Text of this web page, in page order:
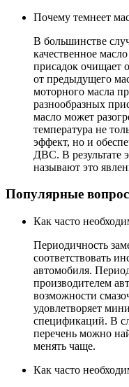
Почему темнеет
В большинстве
качественное
присадок очищает
от предыдущего
моторного масла
разнообразных
масло может
температура не
эффект, но и
ДВС. В результате
называют это
Популярные
Как часто
Периодичность
соответствовать
автомобиля.
производителем
возможности
удовлетворяет
спецификаций. В
перечень можно
менять чаще.
Как часто